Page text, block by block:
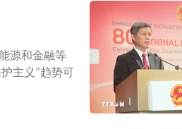
源和金融等
主义”趋势可